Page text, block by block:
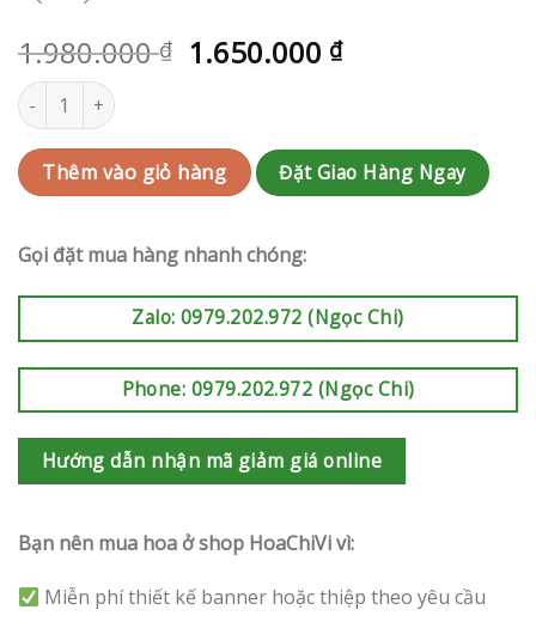
1.980.000₫ 1.650.000 ₫
Hoa tang Quận 11 | QC-RAK-AK486 số lượng
Thêm vào giỏ hàng Đặt Giao Hàng Ngay
Gọi đặt mua hàng nhanh chóng:
Zalo: 0979.202.972 (Ngọc Chi)
Phone: 0979.202.972 (Ngọc Chi)
Hướng dẫn nhận mã giảm giá online
Bạn nên mua hoa ở shop HoaChiVi vì:
Miễn phí thiết kế banner hoặc thiệp theo yêu cầu